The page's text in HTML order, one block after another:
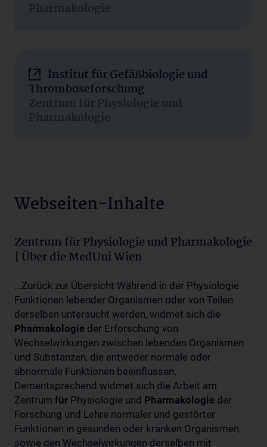
Pharmakologie
Institut für Gefäßbiologie und
Thromboseforschung
Zentrum für Physiologie und
Pharmakologie
Webseiten-Inhalte
Zentrum für Physiologie und Pharmakologie
| Über die MedUni Wien
...Zurück zur Übersicht Während in der Physiologie
Funktionen lebender Organismen oder von Teilen
derselben untersucht werden, widmet sich die
Pharmakologie der Erforschung von
Wechselwirkungen zwischen lebenden Organismen
und Substanzen, die entweder normale oder
abnormale Funktionen beeinflussen.
Dementsprechend widmet sich die Arbeit am
Zentrum für Physiologie und Pharmakologie der
Forschung und Lehre normaler und gestörter
Funktionen in gesunden oder kranken Organismen,
sowie den Wechselwirkungen derselben mit